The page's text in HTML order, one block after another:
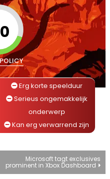
Erg korte speelduur
Serieus ongemakkelijk
onderwerp
Kan erg verwarrend zijn
Microsoft tagt exclusives
prominent in Xbox Dashboard